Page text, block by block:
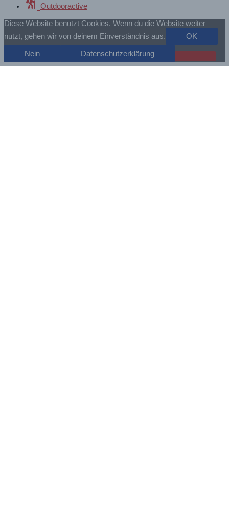
Outdooractive
Diese Website benutzt Cookies. Wenn du die Website weiter
nutzt, gehen wir von deinem Einverständnis aus.
OK
Nein Datenschutzerklärung